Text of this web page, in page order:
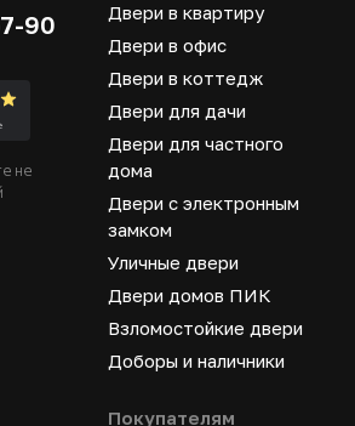
90
не
Двери в квартиру
Двери в офис
Двери в коттедж
Двери для дачи
Двери для частного
дома
Двери с электронным
замком
Уличные двери
Двери домов ПИК
Взломостойкие двери
Доборы и наличники
Покупателям